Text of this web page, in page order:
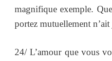
magnifique exemple.
portez mutuellement
24/ L’amour que vous